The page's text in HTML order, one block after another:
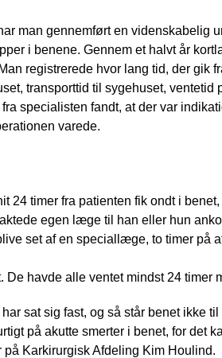
man gennemført en videnskabelig
i benene. Gennem et halvt år
registrerede hvor lang tid, der gik
transporttid til sygehuset, ventetid
specialisten fandt, at der var
varede.
24 timer fra patienten fik ondt i
egen læge til han eller hun
set af en speciallæge, to timer på
havde alle ventet mindst 24 timer
sat sig fast, og så står benet ikke
på akutte smerter i benet, for det
Karkirurgisk Afdeling Kim Houlind.